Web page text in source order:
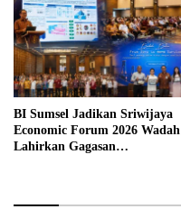
BI Sumsel Jadikan Sriwijaya
Economic Forum 2026 Wadah
Lahirkan Gagasan